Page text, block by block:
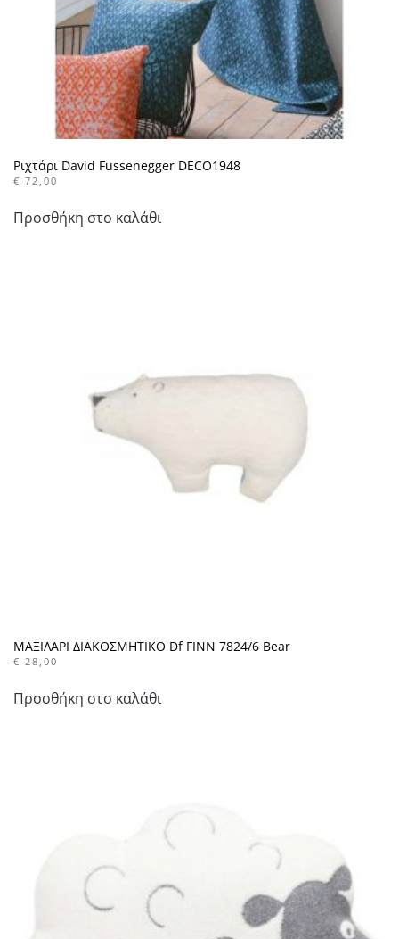
Ριχτάρι David Fussenegger DECO1948
€ 72,00
Προσθήκη στο καλάθι
ΜΑΞΙΛΑΡΙ ΔΙΑΚΟΣΜΗΤΙΚΟ Df FINN 7824/6 Bear
€ 28,00
Προσθήκη στο καλάθι